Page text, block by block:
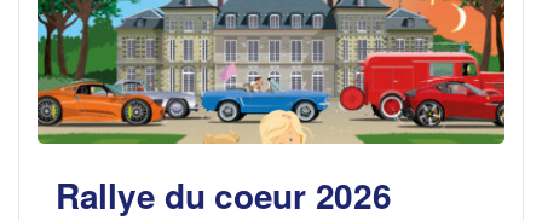
Rallye du coeur 2026